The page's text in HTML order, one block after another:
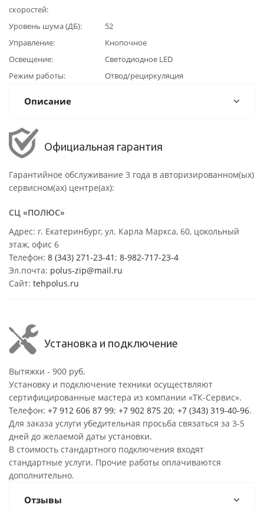
скоростей
Уровень шума (ДБ)
52
Управление
Кнопочное
Освещение
Светодиодное LED
Режим работы
Отвод/рециркуляция
Описание
Официальная гарантия
Гарантийное обслуживание 3 года в авторизированном(ых)
сервисном(ах) центре(ах):
СЦ «ПОЛЮС»
Адрес: г. Екатеринбург, ул. Карла Маркса, 60, цокольный
этаж, офис 6
Телефон: 8 (343) 271-23-41 ; 8-982-717-23-4
Эл.почта: polus-zip@mail.ru
Сайт: tehpolus.ru
Установка и подключение
Вытяжки - 900 руб.
Установку и подключение техники осуществляют
сертифицированные мастера из компании «ТК-Сервис».
Телефон: +7 912 606 87 99; +7 902 875 20; +7 (343) 319-40-96.
Для заказа услуги убедительная просьба связаться за 3-5
дней до желаемой даты установки.
В стоимость стандартного подключения входят
стандартные услуги. Прочие работы оплачиваются
дополнительно.
Отзывы